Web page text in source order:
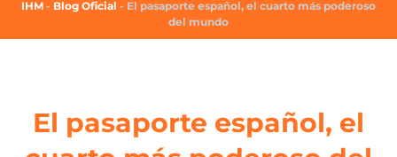
IHM - Blog Oficial - El pasaporte español, el cuarto más poderoso
del mundo
El pasaporte español, el